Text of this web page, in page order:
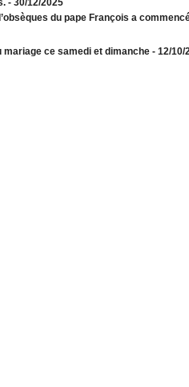
- 30/12/2025
du pape François a
mariage ce samedi et dimanche - 12/10/